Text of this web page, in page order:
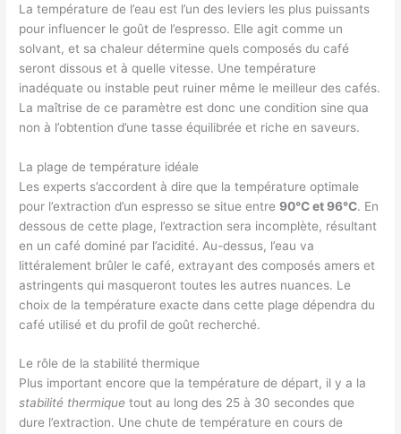
La température de l’eau est l’un des leviers les plus puissants
pour influencer le goût de l’espresso. Elle agit comme un
solvant, et sa chaleur détermine quels composés du café
seront dissous et à quelle vitesse. Une température
inadéquate ou instable peut ruiner même le meilleur des cafés.
La maîtrise de ce paramètre est donc une condition sine qua
non à l’obtention d’une tasse équilibrée et riche en saveurs.
La plage de température idéale
Les experts s’accordent à dire que la température optimale
pour l’extraction d’un espresso se situe entre90°C et 96°C. En
dessous de cette plage, l’extraction sera incomplète, résultant
en un café dominé par l’acidité. Au-dessus, l’eau va
littéralement brûler le café, extrayant des composés amers et
astringents qui masqueront toutes les autres nuances. Le
choix de la température exacte dans cette plage dépendra du
café utilisé et du profil de goût recherché.
Le rôle de la stabilité thermique
Plus important encore que la température de départ, il y a la
stabilité thermique tout au long des 25 à 30 secondes que
dure l’extraction. Une chute de température en cours de